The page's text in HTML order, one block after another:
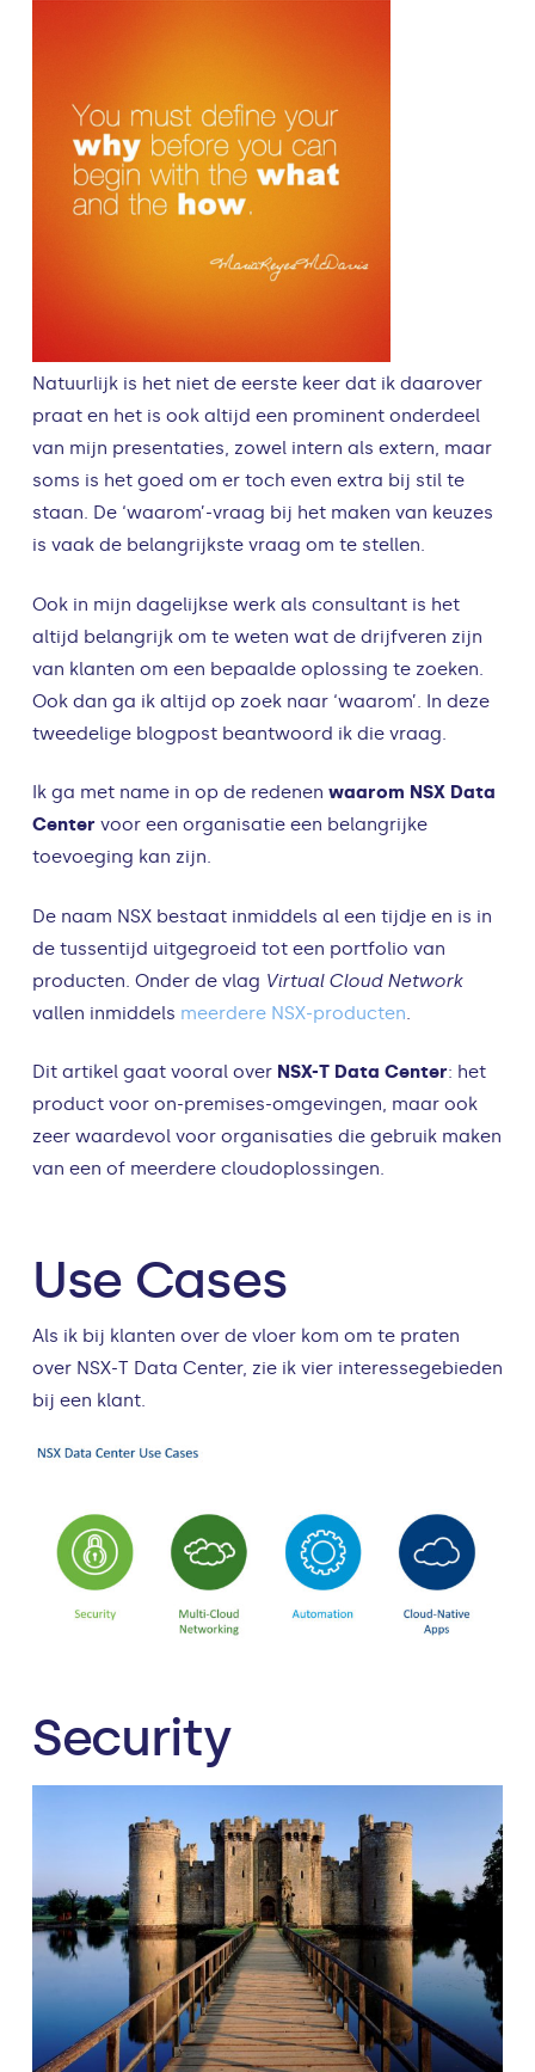
Natuurlijk is het niet de eerste keer dat ik daarover
praat en het is ook altijd een prominent onderdeel
van mijn presentaties, zowel intern als extern, maar
soms is het goed om er toch even extra bij stil te
staan. De ‘waarom’-vraag bij het maken van keuzes
is vaak de belangrijkste vraag om te stellen.
Ook in mijn dagelijkse werk als consultant is het
altijd belangrijk om te weten wat de drijfveren zijn
van klanten om een bepaalde oplossing te zoeken.
Ook dan ga ik altijd op zoek naar ‘waarom’. In deze
tweedelige blogpost beantwoord ik die vraag.
Ik ga met name in op de redenen waarom NSX Data
Centervoor een organisatie een belangrijke
toevoeging kan zijn.
De naam NSX bestaat inmiddels al een tijdje en is in
de tussentijd uitgegroeid tot een portfolio van
producten. Onder de vlag Virtual Cloud Network
vallen inmiddels meerdere NSX-producten.
Dit artikel gaat vooral over NSX-T Data Center: het
product voor on-premises-omgevingen, maar ook
zeer waardevol voor organisaties die gebruik maken
van een of meerdere cloudoplossingen.
Use Cases
Als ik bij klanten over de vloer kom om te praten
over NSX-T Data Center, zie ik vier interessegebieden
bij een klant.
Security